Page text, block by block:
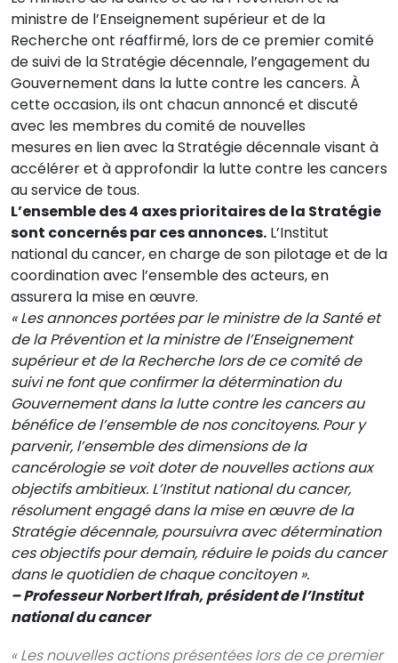
ministre de l’Enseignement supérieur et de la
Recherche ont réaffirmé, lors de ce premier comité
de suivi de la Stratégie décennale, l’engagement du
Gouvernement dans la lutte contre les cancers. À
cette occasion, ils ont chacun annoncé et discuté
avec les membres du comité de nouvelles
mesures en lien avec la Stratégie décennale visant à
accélérer et à approfondir la lutte contre les cancers
au service de tous.
L’ensemble des 4 axes prioritaires de la Stratégie
sont concernés par ces annonces. L’Institut
national du cancer, en charge de son pilotage et de la
coordination avec l’ensemble des acteurs, en
assurera la mise en œuvre.
« Les annonces portées par le ministre de la Santé et
de la Prévention et la ministre de l’Enseignement
supérieur et de la Recherche lors de ce comité de
suivi ne font que confirmer la détermination du
Gouvernement dans la lutte contre les cancers au
bénéfice de l’ensemble de nos concitoyens. Pour y
parvenir, l’ensemble des dimensions de la
cancérologie se voit doter de nouvelles actions aux
objectifs ambitieux. L’Institut national du cancer,
résolument engagé dans la mise en œuvre de la
Stratégie décennale, poursuivra avec détermination
ces objectifs pour demain, réduire le poids du cancer
dans le quotidien de chaque concitoyen ».
– Professeur Norbert Ifrah, président de l’Institut
national du cancer
« Les nouvelles actions présentées lors de ce premier